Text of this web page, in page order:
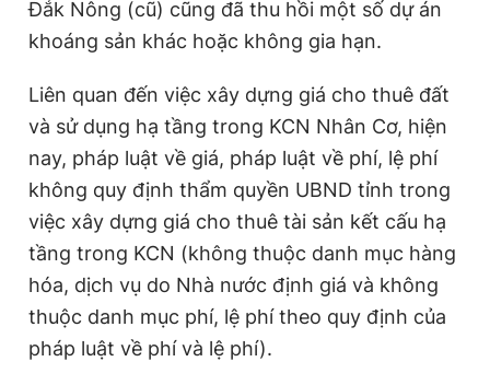
Đắk Nông (cũ) cũng đã thu hồi một số dự án
khoáng sản khác hoặc không gia hạn.
Liên quan đến việc xây dựng giá cho thuê đất
và sử dụng hạ tầng trong KCN Nhân Cơ, hiện
nay, pháp luật về giá, pháp luật về phí, lệ phí
không quy định thẩm quyền UBND tỉnh trong
việc xây dựng giá cho thuê tài sản kết cấu hạ
tầng trong KCN (không thuộc danh mục hàng
hóa, dịch vụ do Nhà nước định giá và không
thuộc danh mục phí, lệ phí theo quy định của
pháp luật về phí và lệ phí).